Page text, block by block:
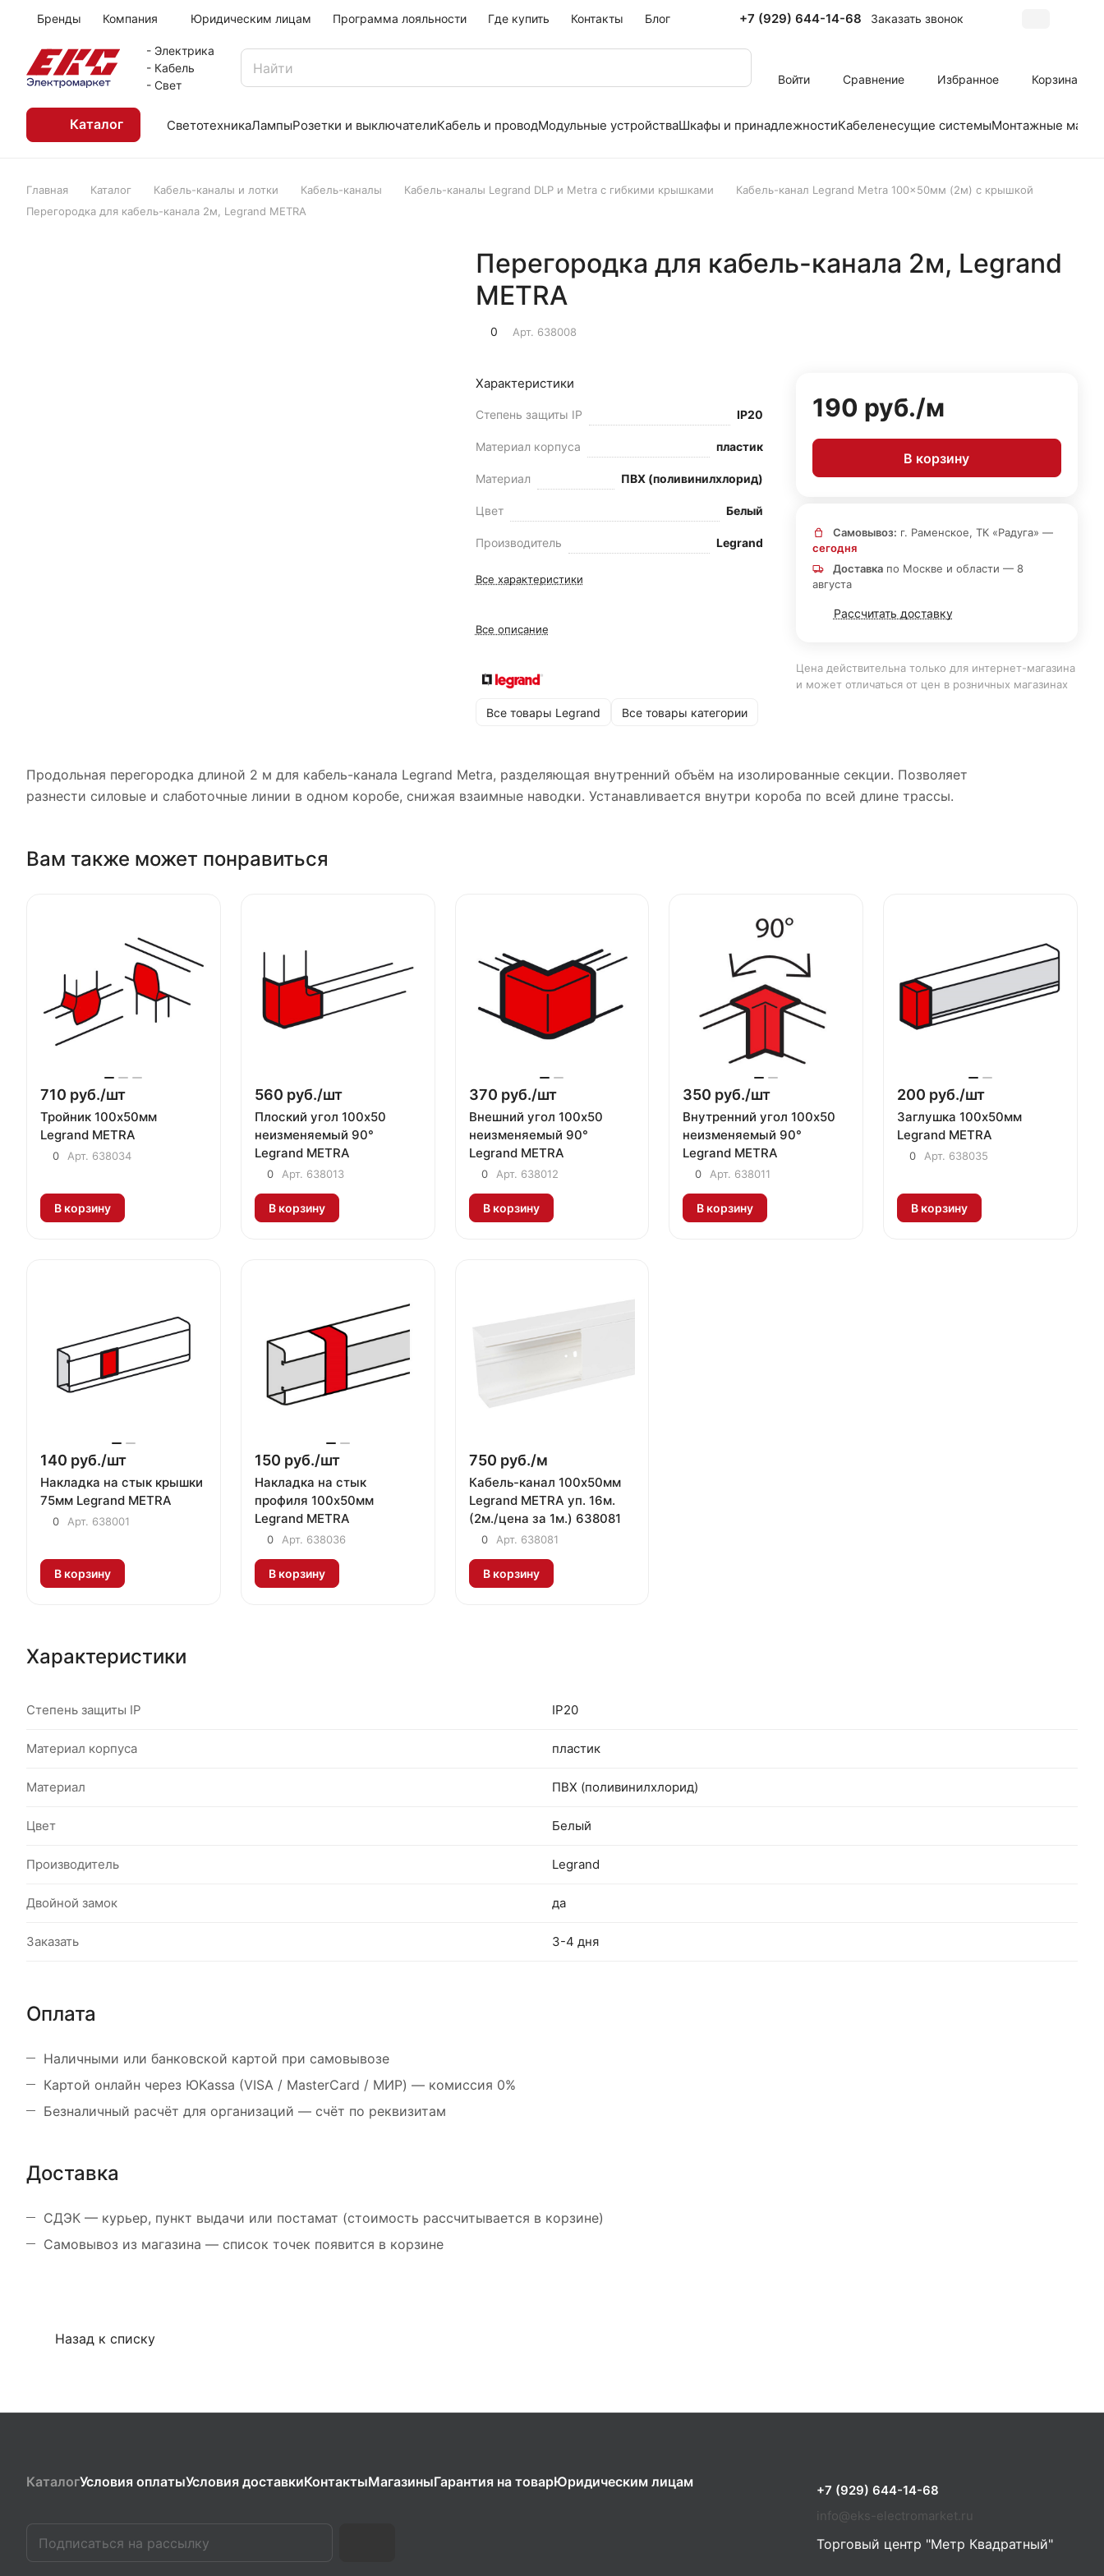
Бренды Компания Юридическим лицам Программа лояльности Где купить Контакты Блог +7 (929) 644-14-68 Заказать звонок
- Электрика
- Кабель
- Свет
Войти Сравнение Избранное Корзина
Каталог СветотехникаЛампыРозетки и выключателиКабель и проводМодульные устройстваШкафы и принадлежностиКабеленесущие системыМонтажные
Главная Каталог Кабель-каналы и лотки Кабель-каналы Кабель-каналы Legrand DLP и Metra с гибкими крышками
Кабель-канал Legrand Metra 100x50мм (2м) с крышкой
Перегородка для кабель-канала 2м, Legrand METRA
Перегородка для кабель-канала 2м, Legrand
METRA
0 Арт. 638008
Характеристики
Степень защиты IP IP20
Материал корпуса пластик
Материал ПВХ (поливинилхлорид)
Цвет Белый
Производитель Legrand
Все характеристики
Все описание
Все товары Legrand Все товары категории
190 руб./м
В корзину
Самовывоз: г. Раменское, ТК «Радуга» —
сегодня
Доставкапо Москве и области — 8
августа
Рассчитать доставку
Цена действительна только для интернет-магазина
и может отличаться от цен в розничных магазинах
Продольная перегородка длиной 2 м для кабель-канала Legrand Metra, разделяющая внутренний объём на изолированные секции. Позволяет
разнести силовые и слаботочные линии в одном коробе, снижая взаимные наводки. Устанавливается внутри короба по всей длине трассы.
Вам также может понравиться
710 руб./шт
Тройник 100х50мм
Legrand METRA
0 Арт. 638034
В корзину
560 руб./шт
Плоский угол 100х50
неизменяемый 90°
Legrand METRA
0 Арт. 638013
В корзину
370 руб./шт
Внешний угол 100х50
неизменяемый 90°
Legrand METRA
0 Арт. 638012
В корзину
350 руб./шт
Внутренний угол 100х50
неизменяемый 90°
Legrand METRA
0 Арт. 638011
В корзину
200 руб./шт
Заглушка 100х50мм
Legrand METRA
0 Арт. 638035
В корзину
140 руб./шт
Накладка на стык крышки
75мм Legrand METRA
0 Арт. 638001
В корзину
150 руб./шт
Накладка на стык
профиля 100х50мм
Legrand METRA
0 Арт. 638036
В корзину
750 руб./м
Кабель-канал 100х50мм
Legrand METRA уп. 16м.
(2м./цена за 1м.) 638081
0 Арт. 638081
В корзину
Характеристики
Степень защиты IP IP20
Материал корпуса пластик
Материал ПВХ (поливинилхлорид)
Цвет Белый
Производитель Legrand
Двойной замок да
Заказать 3-4 дня
Оплата
Наличными или банковской картой при самовывозе
Картой онлайн через ЮKassa (VISA / MasterCard / МИР) — комиссия 0%
Безналичный расчёт для организаций — счёт по реквизитам
Доставка
СДЭК — курьер, пункт выдачи или постамат (стоимость рассчитывается в корзине)
Самовывоз из магазина — список точек появится в корзине
Назад к списку
КаталогУсловия оплатыУсловия доставкиКонтактыМагазиныГарантия на товарЮридическим лицам
+7 (929) 644-14-68
info@eks-electromarket.ru
Торговый центр "Метр Квадратный"